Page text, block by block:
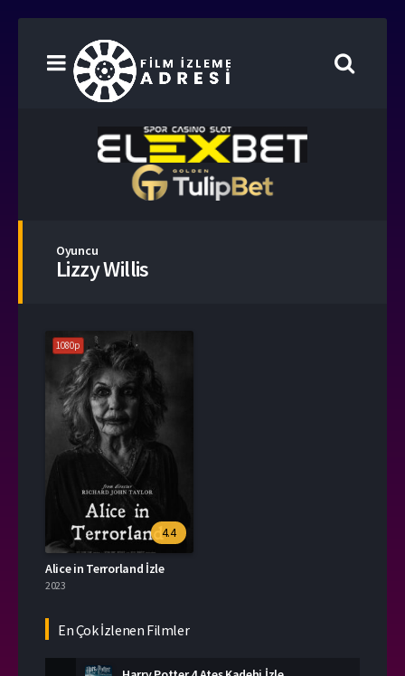
Oyuncu
Lizzy Willis
1080p
4.4
Alice in Terrorland İzle
2023
En Çok İzlenen Filmler